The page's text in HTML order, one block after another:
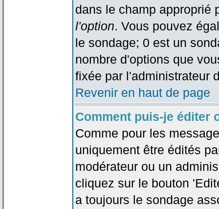
dans le champ
l'option. Vous pouvez
le sondage; 0 est un
nombre d'options que
fixée par l'administrateur
Revenir en haut de page
Comment puis-je éditer
Comme pour les
uniquement être édités
modérateur ou un
cliquez sur le bouton
a toujours le sondage